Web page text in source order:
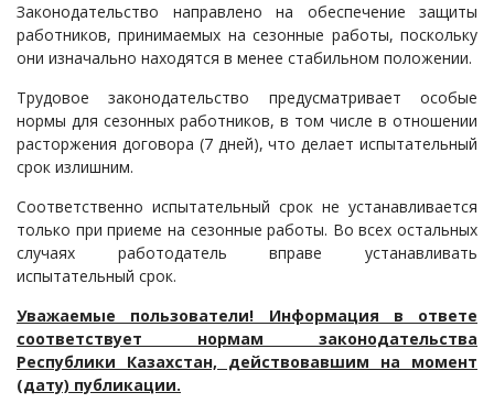
Законодательство направлено на обеспечение защиты
работников, принимаемых на сезонные работы, поскольку
они изначально находятся в менее стабильном положении.
Трудовое законодательство предусматривает особые
нормы для сезонных работников, в том числе в отношении
расторжения договора (7 дней), что делает испытательный
срок излишним.
Соответственно испытательный срок не устанавливается
только при приеме на сезонные работы. Во всех остальных
случаях работодатель вправе устанавливать
испытательный срок.
Уважаемые пользователи! Информация в ответе
соответствует нормам законодательства
Республики Казахстан, действовавшим на момент
(дату) публикации.